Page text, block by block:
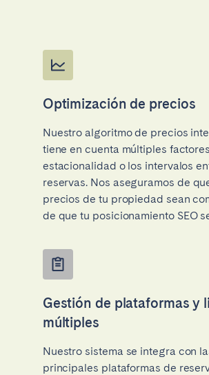
Optimización de precios
Nuestro algoritmo de precios
tiene en cuenta múltiples
estacionalidad o los intervalos
reservas. Nos aseguramos de
precios de tu propiedad sean
de que tu posicionamiento SEO
Gestión de plataformas y
múltiples
Nuestro sistema se integra con
principales plataformas de